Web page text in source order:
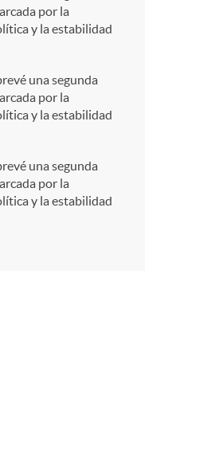
por la
y la estabilidad
una segunda
por la
y la estabilidad
una segunda
por la
y la estabilidad